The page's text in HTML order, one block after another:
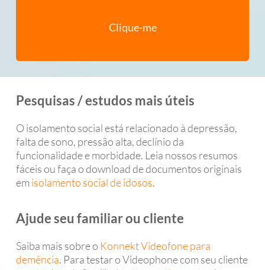
Clique-me
Pesquisas / estudos mais úteis
O isolamento social está relacionado à depressão,
falta de sono, pressão alta, declínio da
funcionalidade e morbidade. Leia nossos resumos
fáceis ou faça o download de documentos originais
em isolamento social de idosos.
Ajude seu familiar ou cliente
Saiba mais sobre o Konnekt Videofone para
demência. Para testar o Videophone com seu cliente